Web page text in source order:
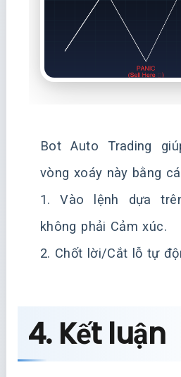
Bot Auto Trading
vòng xoáy này bằng
1. Vào lệnh dựa
không phải Cảm xúc.
2. Chốt lời/Cắt lỗ tự
4. Kết luận